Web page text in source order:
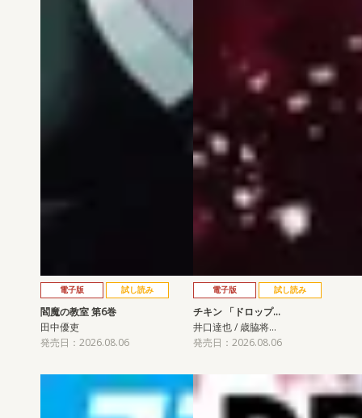
電子版 試し読み
閻魔の教室 第6巻
田中優吏
発売日：2026.08.06
電子版 試し読み
チキン 「ドロップ…
井口達也 / 歳脇将…
発売日：2026.08.06